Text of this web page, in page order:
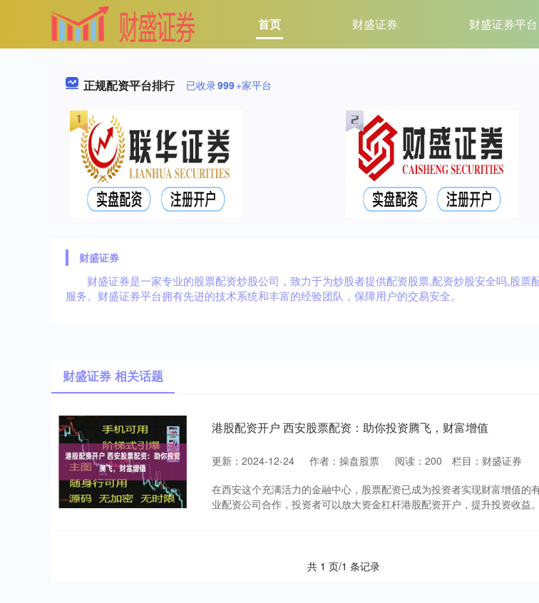
首页 财盛证券 财盛证券平台
正规配资平台排行 已收录999+家平台
财盛证券
财盛证券是一家专业的股票配资炒股公司，致力于为炒股者提供配资股票,配资炒股安全吗,股
服务。财盛证券平台拥有先进的技术系统和丰富的经验团队，保障用户的交易安全。
财盛证券 相关话题
港股配资开户 西安股票配资：助你投资腾飞，财富增值
更新：2024-12-24 作者：操盘股票 阅读： 200 栏目： 财盛证券
在西安这个充满活力的金融中心，股票配资已成为投资者实现财富增值的
业配资公司合作，投资者可以放大资金杠杆港股配资开户，提升投资收益
共 1 页/1 条记录